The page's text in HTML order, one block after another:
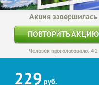
Акция завершилась
ПОВТОРИТЬ АКЦИЮ
Человек проголосовало: 41
229 руб.